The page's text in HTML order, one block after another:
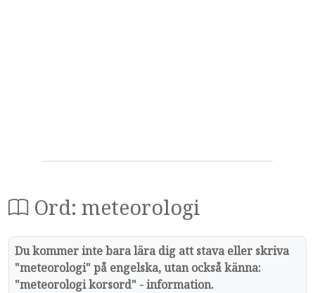
Ord: meteorologi
Du kommer inte bara lära dig att stava eller skriva
"meteorologi" på engelska, utan också känna:
"meteorologi korsord" - information.